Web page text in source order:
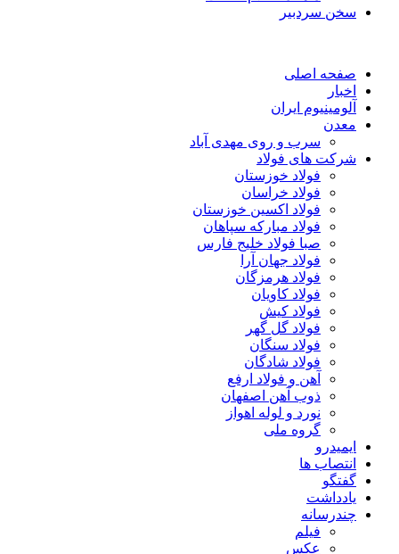
سخن سردبیر
صفحه اصلی
اخبار
آلومینیوم ایران
معدن
سرب و روی مهدی آباد
شرکت های فولاد
فولاد خوزستان
فولاد خراسان
فولاد اکسین خوزستان
فولاد مبارکه سپاهان
صبا فولاد خلیج فارس
فولاد جهان آرا
فولاد هرمزگان
فولاد کاویان
فولاد کیش
فولاد گل گهر
فولاد سنگان
فولاد شادگان
آهن و فولاد ارفع
ذوب آهن اصفهان
نورد و لوله اهواز
گروه ملی
ایمیدرو
انتصاب ها
گفتگو
یادداشت
چندرسانه
فیلم
عکس